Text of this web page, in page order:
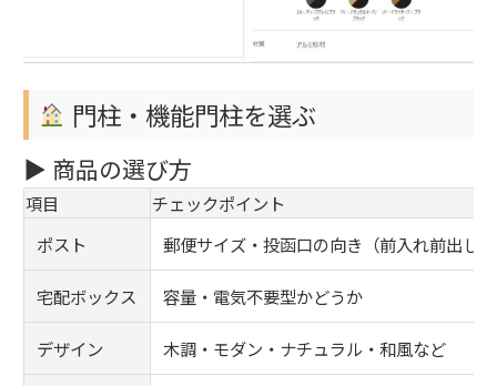
門柱・機能門柱を選ぶ
▶ 商品の選び方
項目
チェックポイント
ポスト
郵便サイズ・投函口の向き（前入れ前出し
宅配ボックス 容量・電気不要型かどうか
デザイン 木調・モダン・ナチュラル・和風など